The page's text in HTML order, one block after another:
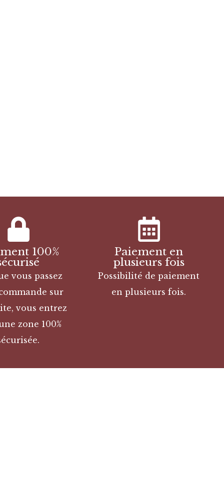
100%
vous passez
sur
vous entrez
zone 100%
Paiement en
plusieurs fois
Possibilité de paiement
en plusieurs fois.